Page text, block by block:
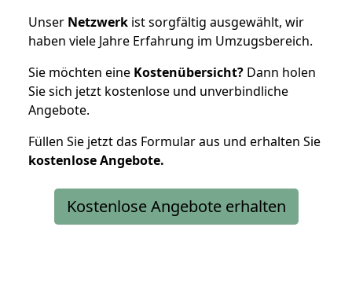
Unser Netzwerk ist sorgfältig ausgewählt, wir
haben viele Jahre Erfahrung im Umzugsbereich.
Sie möchten eine Kostenübersicht? Dann holen
Sie sich jetzt kostenlose und unverbindliche
Angebote.
Füllen Sie jetzt das Formular aus und erhalten Sie
kostenloseAngebote.
Kostenlose Angebote erhalten